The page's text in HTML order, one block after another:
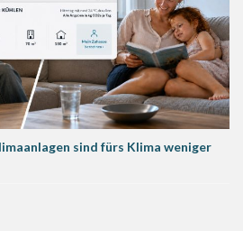
sind fürs Klima weniger